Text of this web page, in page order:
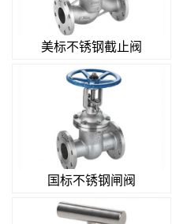
美标不锈钢截止阀
国标不锈钢闸阀